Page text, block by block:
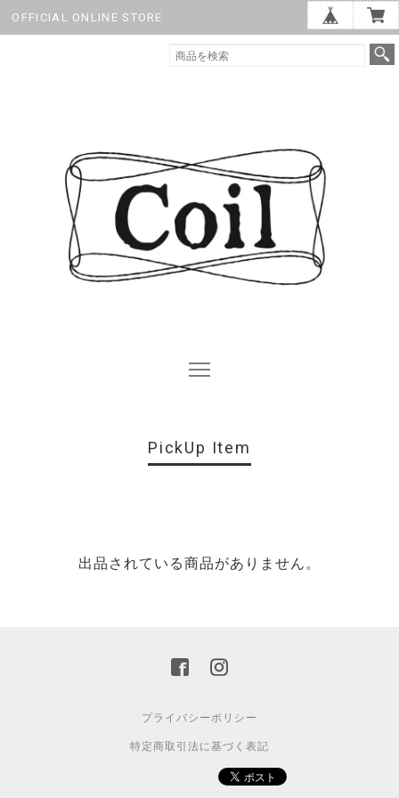
OFFICIAL ONLINE STORE
PickUp Item
出品されている商品がありません。
プライバシーポリシー
特定商取引法に基づく表記